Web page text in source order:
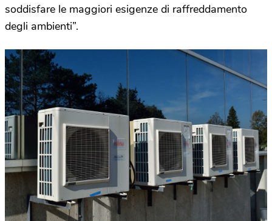
soddisfare le maggiori esigenze di raffreddamento
degli ambienti”.